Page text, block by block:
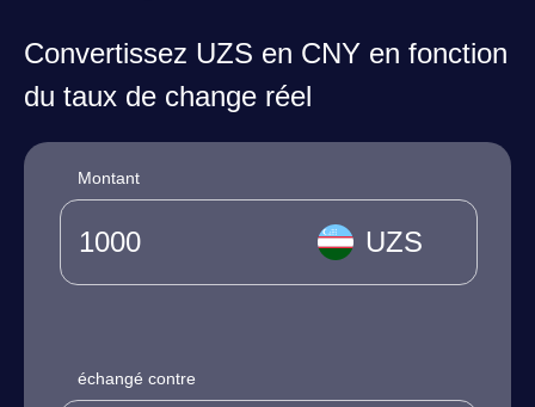
Convertissez UZS en CNY en fonction
du taux de change réel
Montant
UZS
échangé contre